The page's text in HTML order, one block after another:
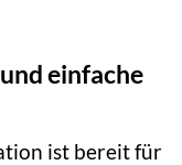
einfache
ist bereit für